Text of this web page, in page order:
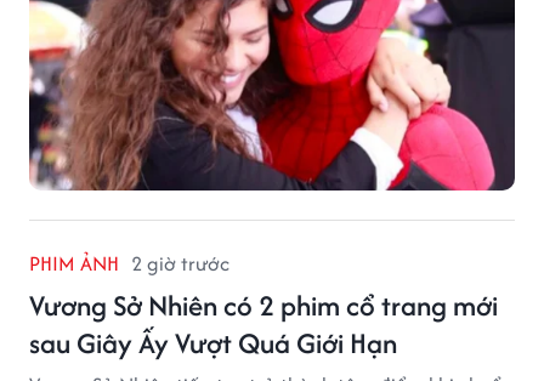
PHIM ẢNH 2 giờ trước
Vương Sở Nhiên có 2 phim cổ trang mới
sau Giây Ấy Vượt Quá Giới Hạn